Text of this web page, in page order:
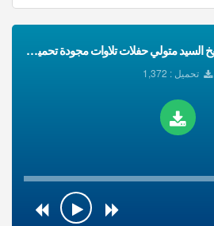
ماتيسر من سورة النمل الشيخ السيد متولي حفلات تلاوات مجودة تحميل Mp3
تحميل : 1,372